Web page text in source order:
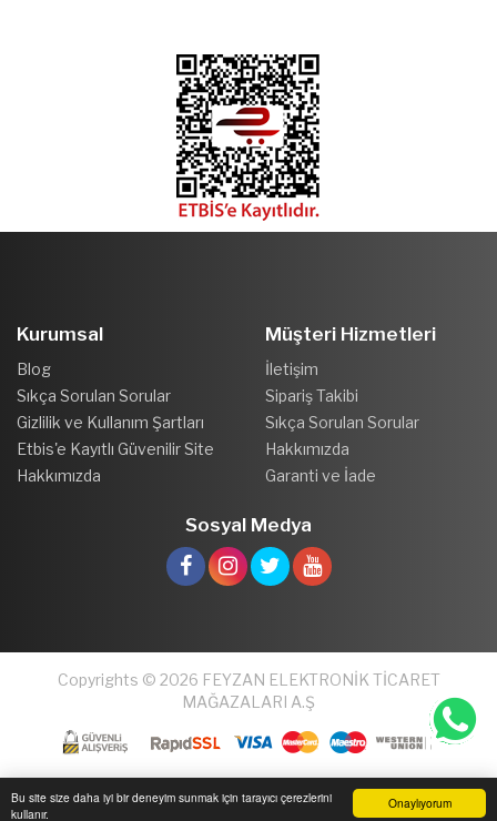
Onaylıyorum
Bu site size daha iyi bir deneyim sunmak için tarayıcı çerezlerini
kullanır.
Kurumsal
Blog
Sıkça Sorulan Sorular
Gizlilik ve Kullanım Şartları
Etbis'e Kayıtlı Güvenilir Site
Hakkımızda
Müşteri Hizmetleri
İletişim
Sipariş Takibi
Sıkça Sorulan Sorular
Hakkımızda
Garanti ve İade
Sosyal Medya
Copyrights © 2026 FEYZAN ELEKTRONİK TİCARET
MAĞAZALARI A.Ş